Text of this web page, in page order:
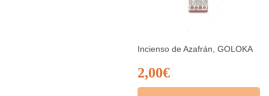
Incienso de Azafrán, GOLOKA
2,00€